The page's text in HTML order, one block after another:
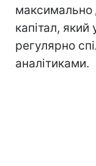
максимально
капітал, який
регулярно
аналітиками.